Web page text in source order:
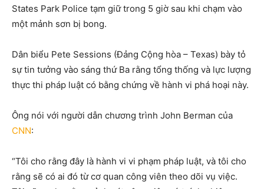
States Park Police tạm giữ trong 5 giờ sau khi chạm vào
một mảnh sơn bị bong.
Dân biểu Pete Sessions (Đảng Cộng hòa – Texas) bày tỏ
sự tin tưởng vào sáng thứ Ba rằng tổng thống và lực lượng
thực thi pháp luật có bằng chứng về hành vi phá hoại này.
Ông nói với người dẫn chương trình John Berman của
CNN:
“Tôi cho rằng đây là hành vi vi phạm pháp luật, và tôi cho
rằng sẽ có ai đó từ cơ quan công viên theo dõi vụ việc.